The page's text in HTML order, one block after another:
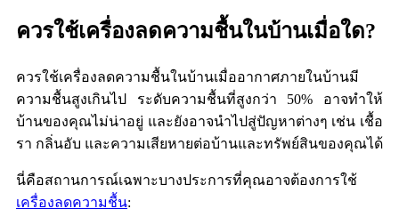
ควรใช้เครื่องลดความชื้นในบ้านเมื่อใด?
ควรใช้เครื่องลดความชื้นในบ้านเมื่ออากาศภายในบ้านมี
ความชื้นสูงเกินไป ระดับความชื้นที่สูงกว่า 50% อาจทำให้
บ้านของคุณไม่น่าอยู่ และยังอาจนำไปสู่ปัญหาต่างๆ เช่น เชื้อ
รา กลิ่นอับ และความเสียหายต่อบ้านและทรัพย์สินของคุณได้
นี่คือสถานการณ์เฉพาะบางประการที่คุณอาจต้องการใช้
เครื่องลดความชื้น: